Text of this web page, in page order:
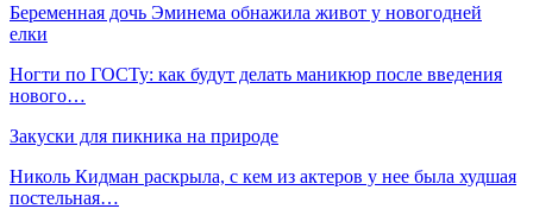
Беременная дочь Эминема обнажила живот у новогодней
елки
Ногти по ГОСТу: как будут делать маникюр после введения
нового…
Закуски для пикника на природе
Николь Кидман раскрыла, с кем из актеров у нее была худшая
постельная…